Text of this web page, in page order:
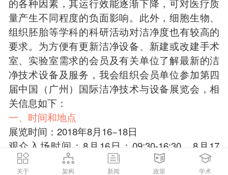
关于 架构 新闻 政策 学术
的各种因素，其运行效能逐渐下降，可对医疗质
量产生不同程度的负面影响。此外，细胞生物、
组织胚胎等学科的科研活动对洁净度也有较高的
要求。为方便有更新洁净设备、新建或改建手术
室、实验室需求的会员及有关单位了解最新的洁
净技术设备及服务，我会组织会员单位参加第四
届中国（广州）国际洁净技术与设备展览会，相
关信息如下：
一、时间和地点
展览时间：2018年8月16−18日
观众入场时间：8月16日：09:30-16:30，8月17
日：09:00-16:30，8月18日：09:00-12:00